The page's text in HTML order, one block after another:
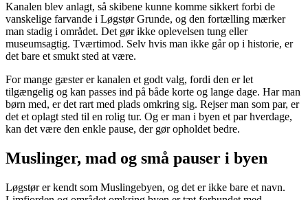
Kanalen blev anlagt, så skibene kunne komme sikkert forbi de
vanskelige farvande i Løgstør Grunde, og den fortælling mærker
man stadig i området. Det gør ikke oplevelsen tung eller
museumsagtig. Tværtimod. Selv hvis man ikke går op i historie, er
det bare et smukt sted at være.
For mange gæster er kanalen et godt valg, fordi den er let
tilgængelig og kan passes ind på både korte og lange dage. Har man
børn med, er det rart med plads omkring sig. Rejser man som par, er
det et oplagt sted til en rolig tur. Og er man i byen et par hverdage,
kan det være den enkle pause, der gør opholdet bedre.
Muslinger, mad og små pauser i byen
Løgstør er kendt som Muslingebyen, og det er ikke bare et navn.